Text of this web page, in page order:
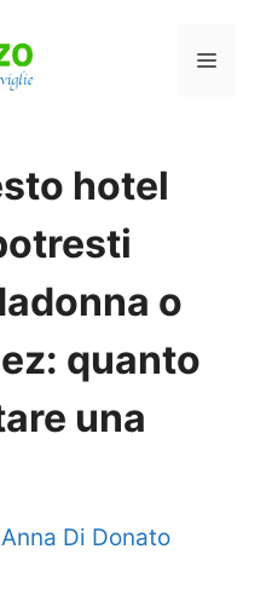
Menu
hotel
o
quanto
una
Anna Di Donato